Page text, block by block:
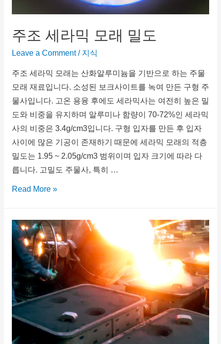
주조 세라믹 모래 밀도
Leave a Comment / 지식
주조 세라믹 모래는 산화알루미늄을 기반으로 하는 주물
모래 재료입니다. 소성된 보크사이트를 녹여 만든 구형 주
물사입니다. 고온 용융 후에도 세라믹사는 여전히 높은 밀
도와 비중을 유지하며 알루미나 함량이 70-72%인 세라믹
사의 비중은 3.4g/cm3입니다. 구형 입자를 만든 후 입자
사이에 많은 기공이 존재하기 때문에 세라믹 모래의 적층
밀도는 1.95 ~ 2.05g/cm3 범위이며 입자 크기에 따라 다
릅니다. 고밀도 주물사, 특히 …
Read More »